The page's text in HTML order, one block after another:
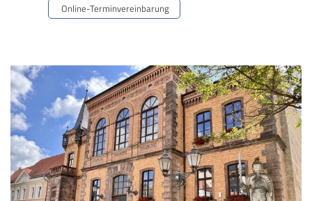
Online-Terminvereinbarung